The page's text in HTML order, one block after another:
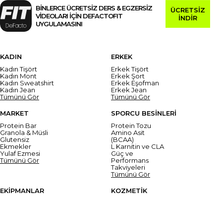
BİNLERCE ÜCRETSİZ DERS & EGZERSİZ
VİDEOLARI İÇİN DEFACTOFIT
UYGULAMASINI
ÜCRETSİZ
İNDİR
KADIN
Kadın Tişört
Kadın Mont
Kadın Sweatshirt
Kadın Jean
Tümünü Gör
ERKEK
Erkek Tişört
Erkek Şort
Erkek Eşofman
Erkek Jean
Tümünü Gör
MARKET
Protein Bar
Granola & Müsli
Glutensiz
Ekmekler
Yulaf Ezmesi
Tümünü Gör
SPORCU BESİNLERİ
Protein Tozu
Amino Asit
(BCAA)
L Karnitin ve CLA
Güç ve
Performans
Takviyeleri
Tümünü Gör
EKİPMANLAR
KOZMETİK